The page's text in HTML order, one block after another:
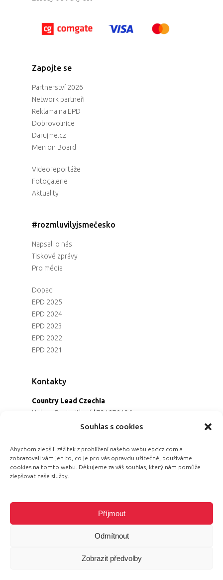
Souhlas s cookies
Abychom zlepšili zážitek z prohlížení našeho webu epdcz.com a
zobrazovali vám jen to, co je pro vás opravdu užitečné, používáme
cookies na tomto webu. Děkujeme za váš souhlas, který nám pomůže
zlepšovat naše služby.
Příjmout
Odmítnout
Zobrazit předvolby
Zapojte se
Partnerství 2026
Network partneři
Reklama na EPD
Dobrovolnice
Darujme.cz
Men on Board
Videoreportáže
Fotogalerie
Aktuality
#rozmluvilyjsmečesko
Napsali o nás
Tiskové zprávy
Pro média
Dopad
EPD 2025
EPD 2024
EPD 2023
EPD 2022
EPD 2021
Kontakty
Country Lead Czechia
Helena Dreiseitlová | 731970136
Koordinátorka projektu
Programová ředitelka
Jana Černoušková |607782535
Partnerství & fundraising
730158883
© 2026 Equal Pay Day.